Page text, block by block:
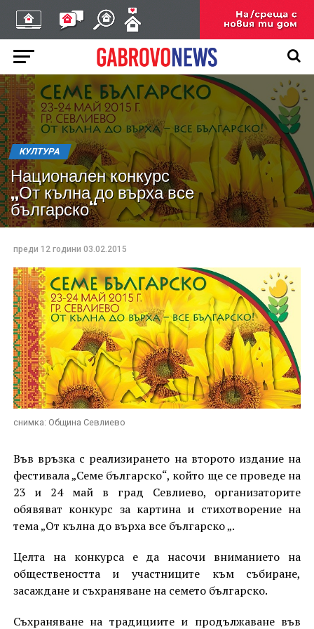
КУЛТУРА
Национален конкурс
„От кълна до върха все
българско“
преди 12 години 03.02.2015
снимка: Община Севлиево
Във връзка с реализирането на второто издание на
фестивала „Семе българско“, който ще се проведе на
23 и 24 май в град Севлиево, организаторите
обявяват конкурс за картина и стихотворение на
тема „От кълна до върха все българско „.
Целта на конкурса е да насочи вниманието на
обществеността и участниците към събиране,
засаждане и съхраняване на семето българско.
Съхраняване на традициите и продължаване във